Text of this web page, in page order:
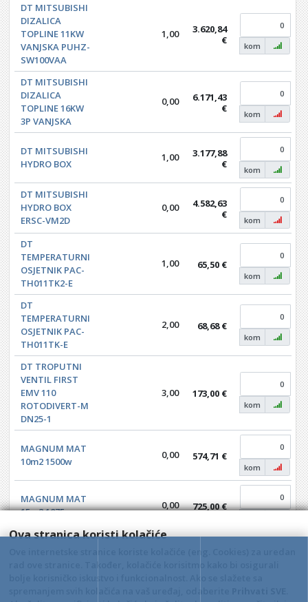
DT MITSUBISHI
DIZALICA
TOPLINE 11KW
VANJSKA PUHZ-
SW100VAA
1,00
3.620,84
€
kom
DT MITSUBISHI
DIZALICA
TOPLINE 16KW
3P VANJSKA
0,00
6.171,43
€
kom
DT MITSUBISHI
HYDRO BOX
1,00
3.177,88
€
kom
DT MITSUBISHI
HYDRO BOX
ERSC-VM2D
0,00
4.582,63
€
kom
DT
TEMPERATURNI
OSJETNIK PAC-
TH011TK2-E
1,00 65,50 €
kom
DT
TEMPERATURNI
OSJETNIK PAC-
TH011TK-E
2,00 68,68 €
kom
DT TROPUTNI
VENTIL FIRST
EMV 110
ROTODIVERT-M
DN25-1
3,00 173,00 €
kom
MAGNUM MAT
10m2 1500w
0,00 574,71 €
kom
MAGNUM MAT
15m2 1875w
0,00 725,00 €
Ova stranica koristi kolačiće